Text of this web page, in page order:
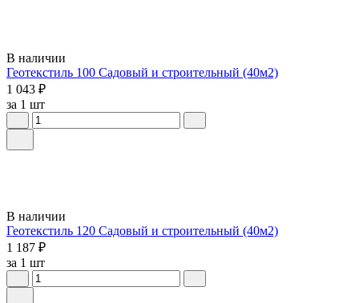
В наличии
Геотекстиль 100 Садовый и строительный (40м2)
1 043 ₽
за 1 шт
В наличии
Геотекстиль 120 Садовый и строительный (40м2)
1 187 ₽
за 1 шт